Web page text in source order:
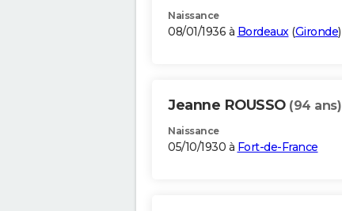
Naissance
08/01/1936 à Bordeaux(Gironde)
Jeanne ROUSSO (94 ans)
Naissance
05/10/1930 à Fort-de-France